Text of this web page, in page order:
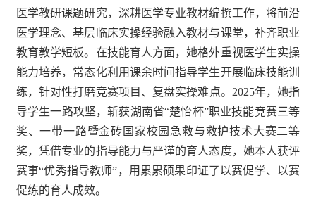
医学教研课题研究，深耕医学专业教材编撰工作，将前沿
医学理念、基层临床实操经验融入教材与课堂，补齐职业
教育教学短板。在技能育人方面，她格外重视医学生实操
能力培养，常态化利用课余时间指导学生开展临床技能训
练，针对性打磨竞赛项目、复盘实操难点。2025年，她指
导学生一路攻坚，斩获湖南省“楚怡杯”职业技能竞赛三等
奖、一带一路暨金砖国家校园急救与救护技术大赛二等
奖，凭借专业的指导能力与严谨的育人态度，她本人获评
赛事“优秀指导教师”，用累累硕果印证了以赛促学、以赛
促练的育人成效。